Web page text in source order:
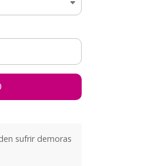
sufrir demoras